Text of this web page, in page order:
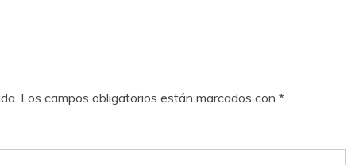
Los campos obligatorios están marcados con *